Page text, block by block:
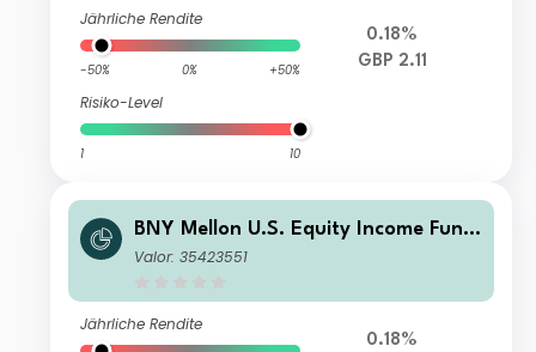
Jährliche Rendite
-50% 0% +50%
Risiko-Level
1 10
0.18%
GBP 2.11
BNY Mellon U.S. Equity Income Fund
GBP E Inc
Valor: 35423551
Jährliche Rendite
0.18%